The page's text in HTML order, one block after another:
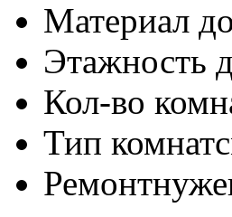
Материал
Этажность
Кол-во
Тип комнат
Ремонт